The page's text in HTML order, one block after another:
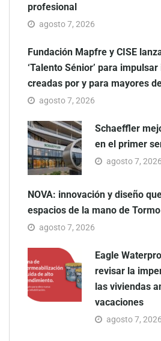
profesional
agosto 7, 2026
Fundación Mapfre y CISE
‘Talento Sénior’ para
creadas por y para mayores
agosto 7, 2026
Schaeffler
en el primer
agosto 7, 2026
NOVA: innovación y diseño
espacios de la mano de
agosto 7, 2026
Eagle
revisar la
las viviendas
vacaciones
agosto 7, 2026